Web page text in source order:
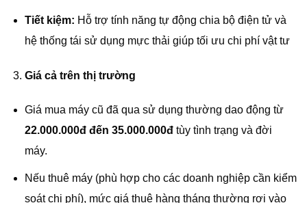
Tiết kiệm: Hỗ trợ tính năng tự động chia bộ điện tử và
hệ thống tái sử dụng mực thải giúp tối ưu chi phí vật tư
Giá cả trên thị trường
Giá mua máy cũ đã qua sử dụng thường dao động từ
22.000.000đ đến 35.000.000đtùy tình trạng và đời
máy.
Nếu thuê máy (phù hợp cho các doanh nghiệp cần kiểm
soát chi phí), mức giá thuê hàng tháng thường rơi vào